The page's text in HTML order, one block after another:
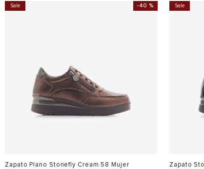
Sale -40 %
Zapato Plano Stonefly Cream 58 Mujer
Sale
Zapato